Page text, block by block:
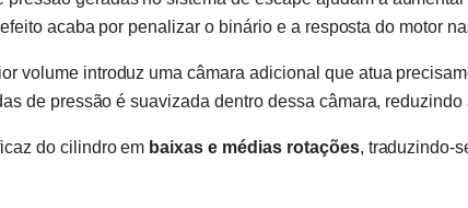
acaba por penalizar o binário e a resposta do motor
volume introduz uma câmara adicional que atua
de pressão é suavizada dentro dessa câmara,
do cilindro em baixas e médias rotações, traduzindo-